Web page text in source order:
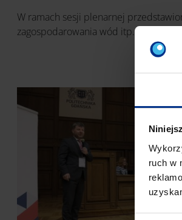
ruch w
W ramach sesji plenarnej
zagospodarowania wód itp.